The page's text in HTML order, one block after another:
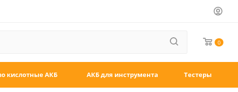
0
кислотные АКБ АКБ для инструмента Тестеры